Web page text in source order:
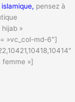
pensez à
»
»vc_col-md-6″]
femme »]